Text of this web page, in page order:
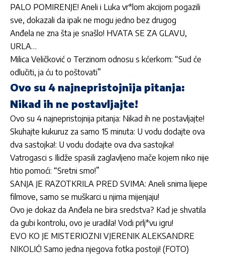
PALO POMIRENJE! Aneli i Luka vr*lom akcijom pogazili
sve, dokazali da ipak ne mogu jedno bez drugog
Anđela ne zna šta je snašlo! HVATA SE ZA GLAVU,
URLA…
Milica Veličković o Terzinom odnosu s kćerkom: “Sud će
odlučiti, ja ću to poštovati”
Ovo su 4 najnepristojnija pitanja:
Nikad ih ne postavljajte!
Ovo su 4 najnepristojnija pitanja: Nikad ih ne postavljajte!
Skuhajte kukuruz za samo 15 minuta: U vodu dodajte ova
dva sastojka!: U vodu dodajte ova dva sastojka!
Vatrogasci s Ilidže spasili zaglavljeno mače kojem niko nije
htio pomoći: “Sretni smo!”
SANJA JE RAZOTKRILA PRED SVIMA: Aneli snima lijepe
filmove, samo se muškarci u njima mijenjaju!
Ovo je dokaz da Anđela ne bira sredstva? Kad je shvatila
da gubi kontrolu, ovo je uradila! Vodi prlj*vu igru!
EVO KO JE MISTERIOZNI VJERENIK ALEKSANDRE
NIKOLIĆ! Samo jedna njegova fotka postoji! (FOTO)